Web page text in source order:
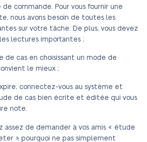
commande. Pour vous fournir une
nous avons besoin de toutes les
sur votre tâche. De plus, vous devez
lectures importantes ;
de cas en choisissant un mode de
le mieux ;
connectez-vous au système et
de cas bien écrite et éditée qui vous
note.
assez de demander à vos amis « étude
», pourquoi ne pas simplement